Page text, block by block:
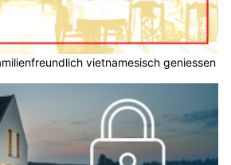
vietnamesisch geniessen